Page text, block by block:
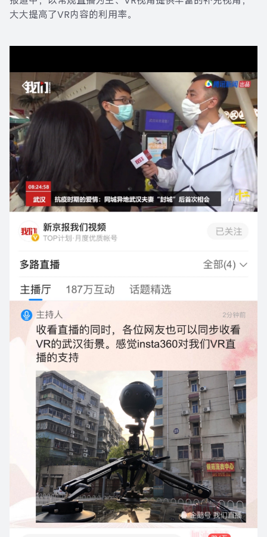
大大提高了VR内容的利用率。